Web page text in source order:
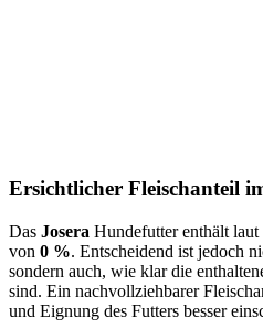
Ersichtlicher Fleischanteil
Das Josera Hundefutter enthält
von 0 %. Entscheidend ist jedoch
sondern auch, wie klar die
sind. Ein nachvollziehbarer
und Eignung des Futters besser